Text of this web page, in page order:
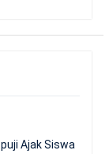
Ajak Siswa